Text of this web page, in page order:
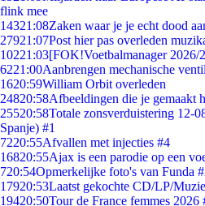
flink mee
14321:08Zaken waar je je echt dood
27921:07Post hier pas overleden
10221:03[FOK!Voetbalmanager 2026/
6221:00Aanbrengen mechanische
1620:59William Orbit overleden
24820:58Afbeeldingen die je gemaakt
25520:58Totale zonsverduistering 12-
Spanje) #1
7220:55Afvallen met injecties #4
16820:55Ajax is een parodie op een
720:54Opmerkelijke foto's van Funda
17920:53Laatst gekochte CD/LP/
19420:50Tour de France femmes 2026